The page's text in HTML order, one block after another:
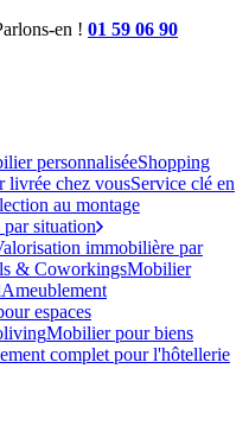
en ! 01 59 06 90
personnaliséeShopping
livrée chez vousService clé en
au montage
situation
immobilière par
& CoworkingsMobilier
Ameublement
espaces
Mobilier pour biens
complet pour l'hôtellerie